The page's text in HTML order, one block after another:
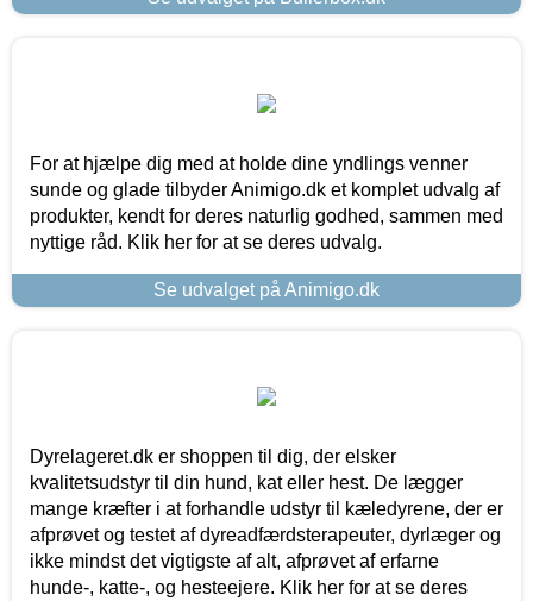
For at hjælpe dig med at holde dine yndlings venner
sunde og glade tilbyder Animigo.dk et komplet udvalg af
produkter, kendt for deres naturlig godhed, sammen med
nyttige råd. Klik her for at se deres udvalg.
Se udvalget på Animigo.dk
Dyrelageret.dk er shoppen til dig, der elsker
kvalitetsudstyr til din hund, kat eller hest. De lægger
mange kræfter i at forhandle udstyr til kæledyrene, der er
afprøvet og testet af dyreadfærdsterapeuter, dyrlæger og
ikke mindst det vigtigste af alt, afprøvet af erfarne
hunde-, katte-, og hesteejere. Klik her for at se deres